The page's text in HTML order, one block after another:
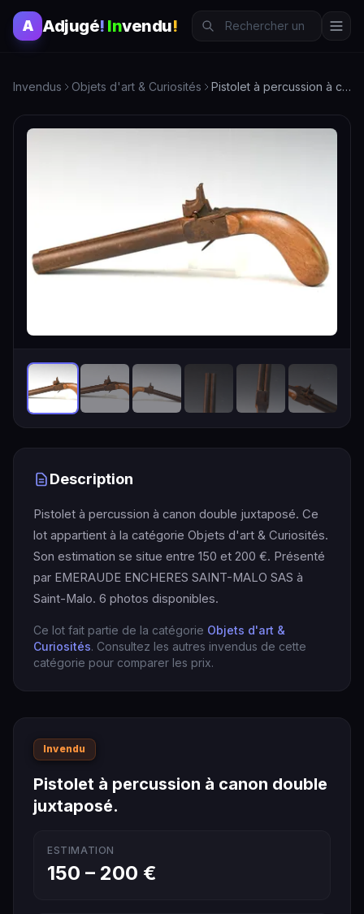
A Adjugé! Invendu!
Invendus Objets d'art & Curiosités Pistolet à percussion à canon double juxtaposé.
Description
Pistolet à percussion à canon double juxtaposé. Ce
lot appartient à la catégorie Objets d'art & Curiosités.
Son estimation se situe entre 150 et 200 €. Présenté
par EMERAUDE ENCHERES SAINT-MALO SAS à
Saint-Malo. 6 photos disponibles.
Ce lot fait partie de la catégorie Objets d'art &
Curiosités. Consultez les autres invendus de cette
catégorie pour comparer les prix.
Invendu
Pistolet à percussion à canon double
juxtaposé.
ESTIMATION
150 – 200 €